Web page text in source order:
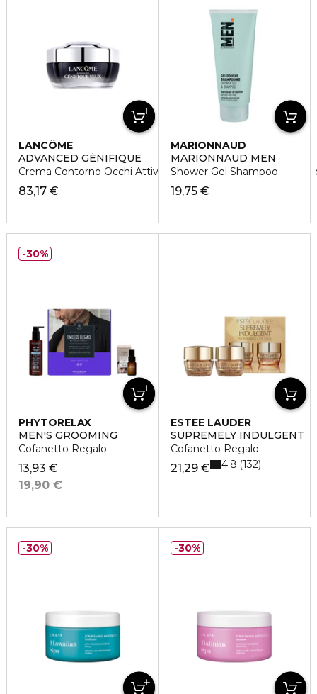
LANCÔME
ADVANCED GÉNIFIQUE
Crema Contorno Occhi Attivatrice di Giovinezza e Infusione
83,17 €
MARIONNAUD
MARIONNAUD MEN
Shower Gel Shampoo
19,75 €
PHYTORELAX
MEN'S GROOMING
Cofanetto Regalo
13,93 €
19,90 €
30%
ESTÉE LAUDER
SUPREMELY INDULGENT
Cofanetto Regalo
21,29 € 4.8 132
30% 30%